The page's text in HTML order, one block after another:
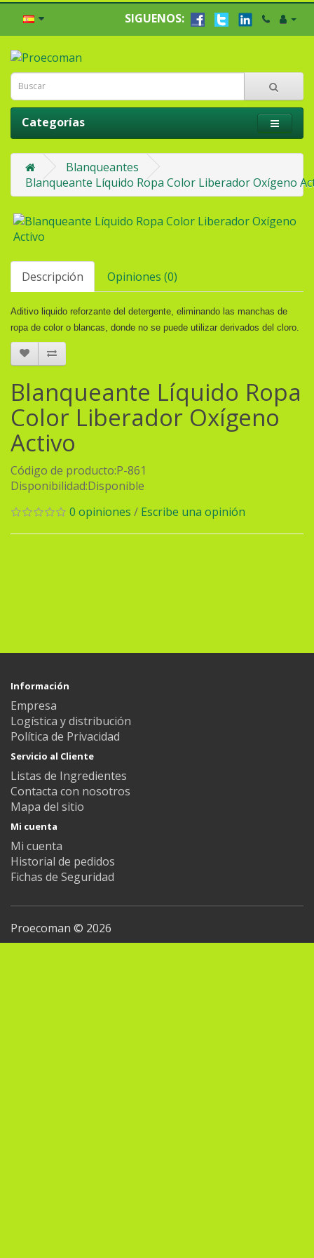
SIGUENOS:
Categorías
Blanqueantes
Blanqueante Líquido Ropa Color Liberador Oxígeno
Descripción Opiniones (0)
Aditivo liquido reforzante del detergente, eliminando las manchas de
ropa de color o blancas, donde no se puede utilizar derivados del cloro.
Blanqueante Líquido Ropa
Color Liberador Oxígeno
Activo
Código de producto:P-861
Disponibilidad:Disponible
0 opiniones / Escribe una opinión
Información
Empresa
Logística y distribución
Política de Privacidad
Servicio al Cliente
Listas de Ingredientes
Contacta con nosotros
Mapa del sitio
Mi cuenta
Mi cuenta
Historial de pedidos
Fichas de Seguridad
Proecoman © 2026